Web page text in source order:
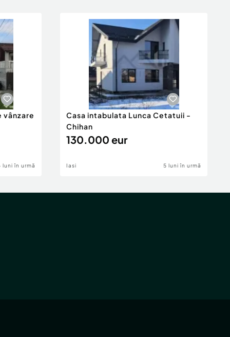
vânzare
luni în urmă
Casa intabulata Lunca Cetatuii -
Chihan
130.000 eur
Iasi 5 luni în urmă